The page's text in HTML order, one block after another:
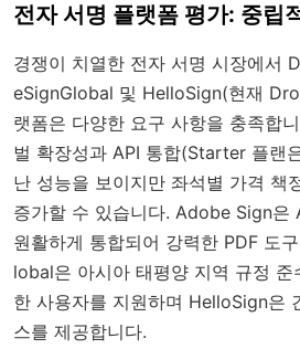
전자 서명 플랫폼 평가: 중립
경쟁이 치열한 전자 서명 시장에서
eSignGlobal 및 HelloSign(현재
랫폼은 다양한 요구 사항을 충족합
벌 확장성과 API 통합(Starter 플랜
난 성능을 보이지만 좌석별 가격 책
증가할 수 있습니다. Adobe Sign은
원활하게 통합되어 강력한 PDF 도
lobal은 아시아 태평양 지역 규정 준
한 사용자를 지원하며 HelloSign은
스를 제공합니다.